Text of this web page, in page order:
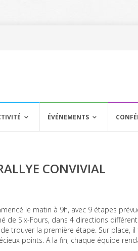
ÉVÉNEMENTS
CONVIVIAL
le matin à 9h, avec 9 étapes
de Six-Fours, dans 4 directions
trouver la première étape. Sur place,
points. A la fin, chaque équipe